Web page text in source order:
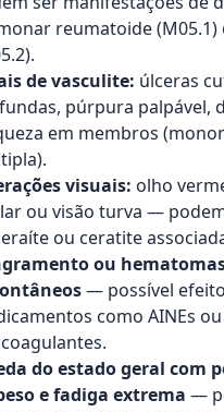
reumatoide (M05.1)
de vasculite: úlceras
púrpura palpável,
em membros
visuais: olho
ou visão turva —
ou ceratite
ou
— possível
como AINEs ou
do estado geral com
e fadiga extrema —